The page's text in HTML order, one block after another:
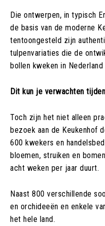
Die ontwerpen, in typisch
de basis van de moderne
tentoongesteld zijn
tulpenvariaties die de
bollen kweken in
Dit kun je verwachten
Toch zijn het niet alleen
bezoek aan de Keukenhof
600 kwekers en
bloemen, struiken en
acht weken per jaar duurt.
Naast 800 verschillende
en orchideeën en enkele
het hele land.